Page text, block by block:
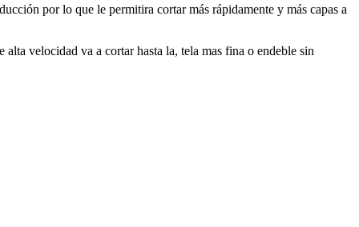
por lo que le permitira cortar más rápidamente y más capas a
velocidad va a cortar hasta la, tela mas fina o endeble sin